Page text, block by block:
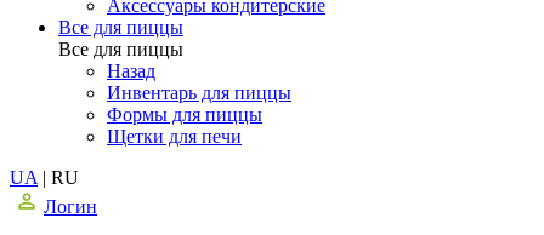
Аксессуары кондитерские
Все для пиццы
Все для пиццы
Назад
Инвентарь для пиццы
Формы для пиццы
Щетки для печи
UA | RU
Логин